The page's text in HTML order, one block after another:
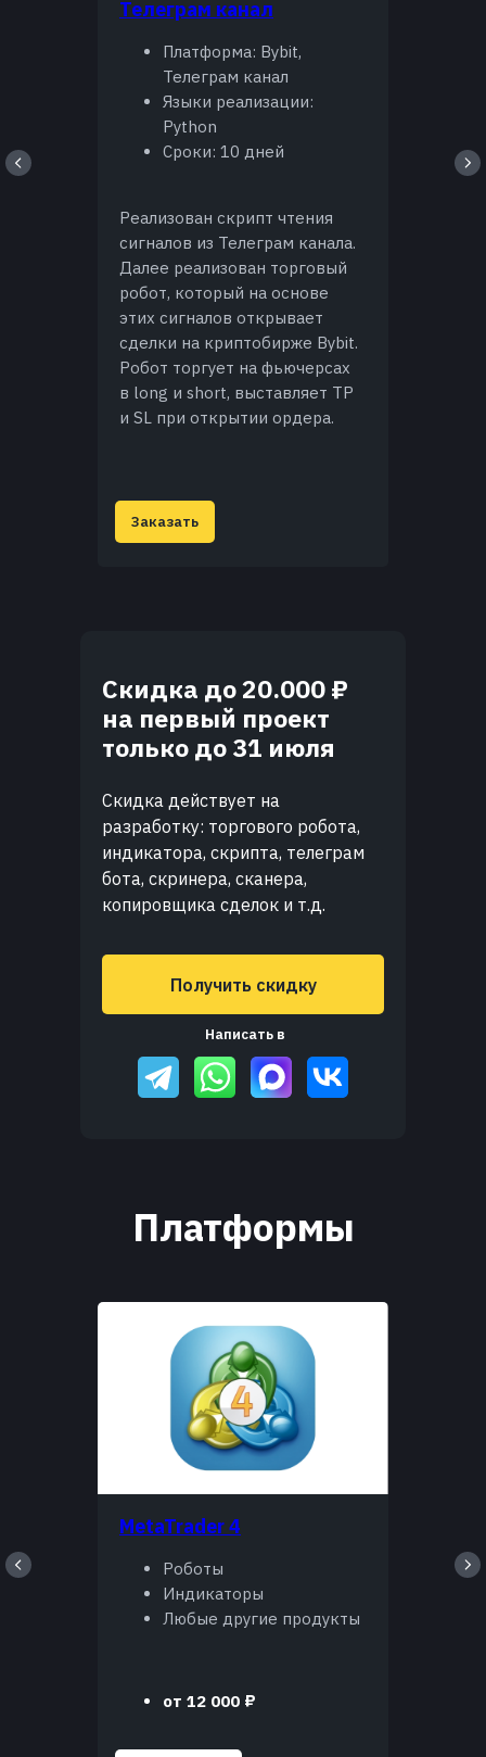
Телеграм канал
Платформа: Bybit,
Телеграм канал
Языки реализации:
Python
Сроки: 10 дней
Реализован скрипт чтения
сигналов из Телеграм канала.
Далее реализован торговый
робот, который на основе
этих сигналов открывает
сделки на криптобирже Bybit.
Робот торгует на фьючерсах
в long и short, выставляет TP
и SL при открытии ордера.
Заказать
Скидка до 20.000 ₽
на первый проект
только до 31 июля
Скидка действует на
разработку: торгового робота,
индикатора, скрипта, телеграм
бота, скринера, сканера,
копировщика сделок и т.д.
Получить скидку
Написать в
Платформы
MetaTrader 4
Роботы
Индикаторы
Любые другие продукты
от 12 000 ₽